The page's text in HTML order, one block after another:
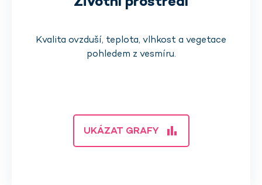
Kvalita ovzduší, teplota, vlhkost a vegetace
pohledem z vesmíru.
UKÁZAT GRAFY bar_chart